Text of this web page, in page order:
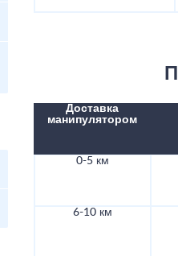
Доставка
манипулятором
0-5 км
6-10 км